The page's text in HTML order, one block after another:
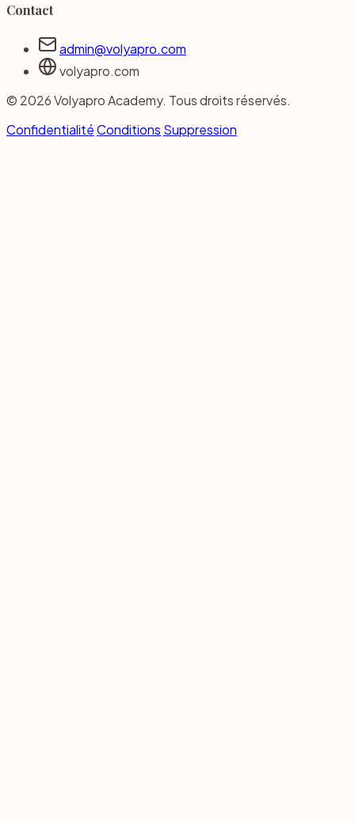
Contact
admin@volyapro.com
volyapro.com
© 2026 Volyapro Academy. Tous droits réservés.
ConfidentialitéConditions Suppression